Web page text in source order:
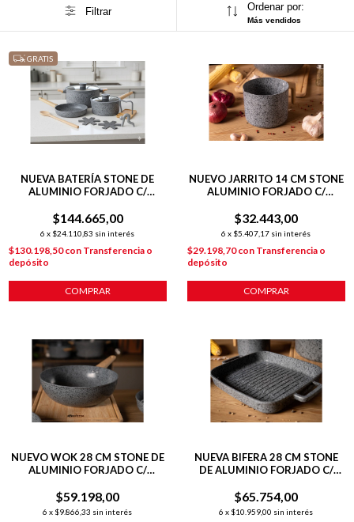
Filtrar Ordenar por:
Más vendidos
GRATIS
NUEVA BATERÍA STONE DE
ALUMINIO FORJADO C/
+ COCINERITO
$144.665,00
6 x $24.110,83 sin interés
$130.198,50con Transferencia o
depósito
COMPRAR
NUEVO JARRITO 14 CM STONE
ALUMINIO FORJADO C/
INDUCCION
$32.443,00
6 x $5.407,17 sin interés
$29.198,70con Transferencia o
depósito
COMPRAR
NUEVO WOK 28 CM STONE DE
ALUMINIO FORJADO C/
INDUCCIÓN
$59.198,00
6 x $9.866,33 sin interés
NUEVA BIFERA 28 CM STONE
DE ALUMINIO FORJADO C/
INDUCCIÓN
$65.754,00
6 x $10.959,00 sin interés